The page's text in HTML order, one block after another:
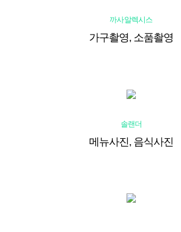
까사알렉시스
가구촬영, 소품촬영
솔랜더
메뉴사진, 음식사진